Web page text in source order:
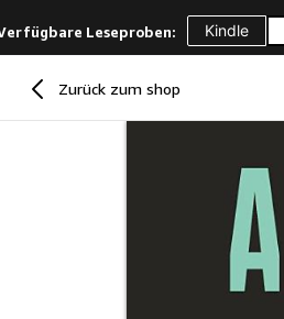
Leseproben: Kindle
Zurück zum shop